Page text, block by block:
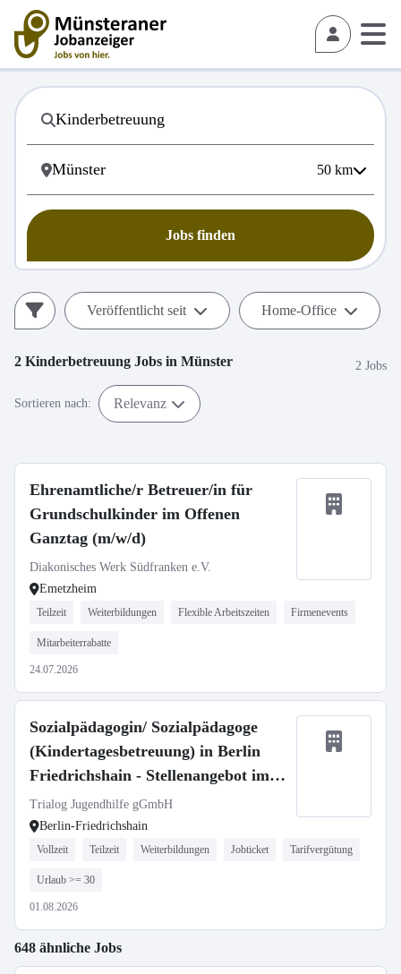
50 km
Jobs finden
Veröffentlicht seit Home-Office
2 Kinderbetreuung Jobs in Münster 2 Jobs
Sortieren nach: Relevanz
Ehrenamtliche/r Betreuer/in für
Grundschulkinder im Offenen
Ganztag (m/w/d)
Diakonisches Werk Südfranken e.V.
Emetzheim
Teilzeit Weiterbildungen Flexible Arbeitszeiten Firmenevents
Mitarbeiterrabatte
24.07.2026
Sozialpädagogin/ Sozialpädagoge
(Kindertagesbetreuung) in Berlin
Friedrichshain - Stellenangebot im
Stellenmarkt Bildung
Trialog Jugendhilfe gGmbH
Berlin-Friedrichshain
Vollzeit Teilzeit Weiterbildungen Jobticket Tarifvergütung
Urlaub >= 30
01.08.2026
648 ähnliche Jobs